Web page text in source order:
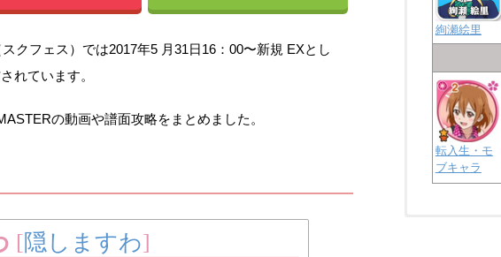
クフェス）では2017年5 月31日16：00〜新規 EXとし
れています。
の動画や譜面攻略をまとめました。
[隠しますわ]
絢瀬絵里
転入生・モ
ブキャラ